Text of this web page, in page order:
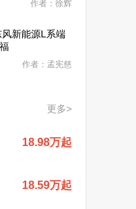
作者：徐辉
新能源L系端
作者：孟宪慈
更多>
18.98万起
18.59万起